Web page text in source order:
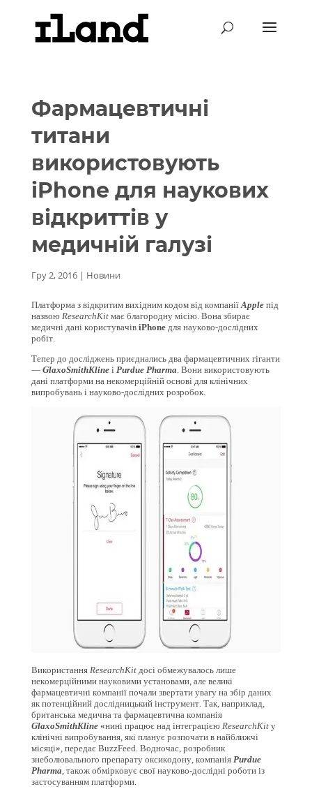
Фармацевтичні
титани
використовують
iPhone для наукових
відкриттів у
медичній галузі
Гру 2, 2016| Новини
Платформа з відкритим вихідним кодом від компаніїAppleпід
назвою ResearchKitмає благородну місію. Вона збирає
медичні дані користувачів iPhoneдля науково-дослідних
робіт.
Тепер до досліджень приєднались два фармацевтичних гіганти
— GlaxoSmithKlineі Purdue Pharma. Вони використовують
дані платформи на некомерційній основі для клінічних
випробувань і науково-дослідних розробок.
Використання ResearchKitдосі обмежувалось лише
некомерційними науковими установами, але великі
фармацевтичні компанії почали звертати увагу на збір даних
як потенційний дослідницький інструмент. Так, наприклад,
британська медична та фармацевтична компанія
GlaxoSmithKline «нині працює над інтеграцією ResearchKitу
клінічні випробування, які планує розпочати в найближчі
місяці», передає BuzzFeed. Водночас, розробник
знеболювального препарату оксикодону, компанія Purdue
Pharma, також обмірковує свої науково-дослідні роботи із
застосуванням платформи.